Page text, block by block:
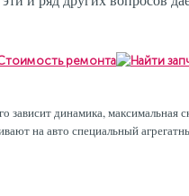
динамика, максимальная
на авто специальный